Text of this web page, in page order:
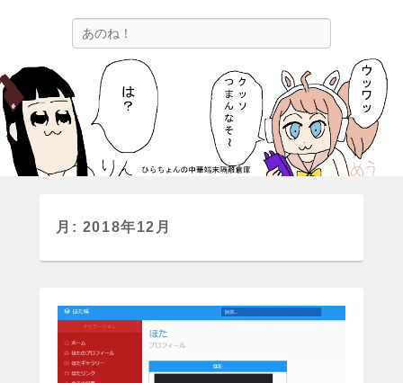
ひらちょんの中華端末隔離倉庫
ほたがページ上部にある検索バーを消してくれたサイトです。
月: 2018年12月